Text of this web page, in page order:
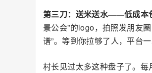
第三刀：送米送水——低成本
景公会”的logo，拍照发朋友
谱”。等到你拉够了人，平台
村长见过太多这种盘子了。每